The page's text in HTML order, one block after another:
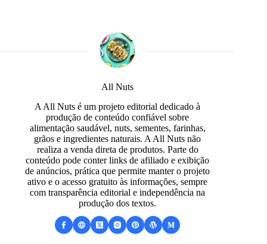
All Nuts
A All Nuts é um projeto editorial dedicado à
produção de conteúdo confiável sobre
alimentação saudável, nuts, sementes, farinhas,
grãos e ingredientes naturais. A All Nuts não
realiza a venda direta de produtos. Parte do
conteúdo pode conter links de afiliado e exibição
de anúncios, prática que permite manter o projeto
ativo e o acesso gratuito às informações, sempre
com transparência editorial e independência na
produção dos textos.